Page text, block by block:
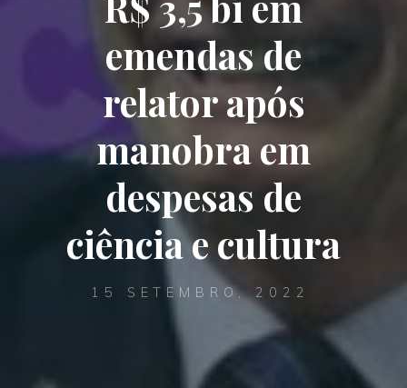
emendas de
relator após
manobra em
despesas de
ciência e cultura
15 SETEMBRO, 2022